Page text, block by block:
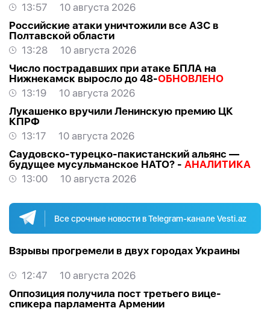
13:57
10 августа 2026
Российские атаки уничтожили все АЗС в
Полтавской области
13:28
10 августа 2026
Число пострадавших при атаке БПЛА на
Нижнекамск выросло до 48-ОБНОВЛЕНО
13:19
10 августа 2026
Лукашенко вручили Ленинскую премию ЦК
КПРФ
13:17
10 августа 2026
Саудовско-турецко-пакистанский альянс —
будущее мусульманское НАТО? - АНАЛИТИКА
13:00
10 августа 2026
Все срочные новости в Telegram-канале Vesti.az
Взрывы прогремели в двух городах Украины
12:47
10 августа 2026
Оппозиция получила пост третьего вице-
спикера парламента Армении